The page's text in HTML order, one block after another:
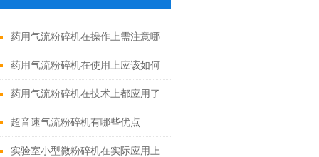
药用气流粉碎机在操作上需注意哪
些安全规程？
药用气流粉碎机在使用上应该如何
进行正确操作？
药用气流粉碎机在技术上都应用了
哪些创新点？
超音速气流粉碎机有哪些优点
实验室小型微粉碎机在实际应用上